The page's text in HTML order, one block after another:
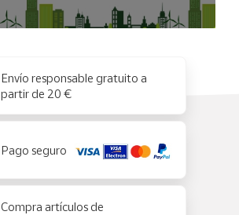
Envío responsable gratuito a
partir de 20 €
Pago seguro
Compra artículos de